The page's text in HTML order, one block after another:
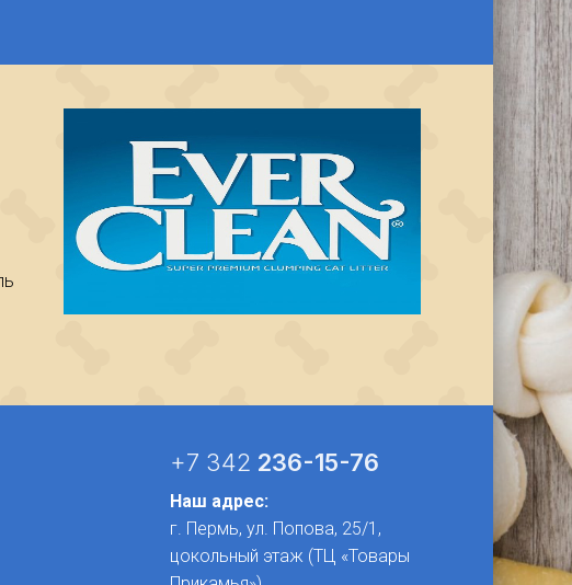
+7 342 236-15-76
Наш адрес:
г. Пермь, ул. Попова, 25/1​,
цокольный этаж (ТЦ «Товары